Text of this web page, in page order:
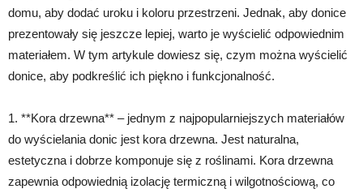
domu, aby dodać uroku i koloru przestrzeni. Jednak, aby donice
prezentowały się jeszcze lepiej, warto je wyścielić odpowiednim
materiałem. W tym artykule dowiesz się, czym można wyścielić
donice, aby podkreślić ich piękno i funkcjonalność.
1. **Kora drzewna** – jednym z najpopularniejszych materiałów
do wyścielania donic jest kora drzewna. Jest naturalna,
estetyczna i dobrze komponuje się z roślinami. Kora drzewna
zapewnia odpowiednią izolację termiczną i wilgotnościową, co